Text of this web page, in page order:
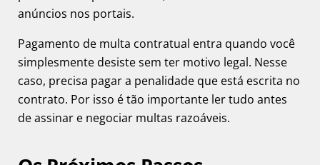
anúncios nos portais.
Pagamento de multa contratual entra quando você
simplesmente desiste sem ter motivo legal. Nesse
caso, precisa pagar a penalidade que está escrita no
contrato. Por isso é tão importante ler tudo antes
de assinar e negociar multas razoáveis.